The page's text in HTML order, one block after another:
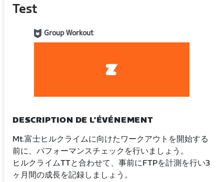
Test
Group Workout
DESCRIPTION DE L'ÉVÉNEMENT
Mt.富士ヒルクライムに向けたワークアウトを開始する
前に、パフォーマンスチェックを行いましょう。
ヒルクライムTTと合わせて、事前にFTPを計測を行い3
ヶ月間の成長を記録しましょう。